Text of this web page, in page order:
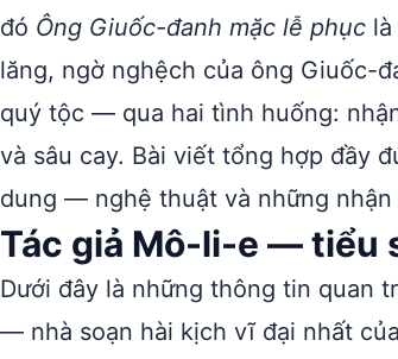
đó Ông Giuốc-đanh mặc lễ phục
lăng, ngờ nghệch của ông Giuốc-
quý tộc — qua hai tình huống:
và sâu cay. Bài viết tổng hợp đầy
dung — nghệ thuật và những
Tác giả Mô-li-e — tiểu
Dưới đây là những thông tin quan
— nhà soạn hài kịch vĩ đại nhất